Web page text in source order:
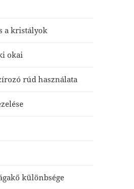
a kristályok
okai
rúd használata
különbsége